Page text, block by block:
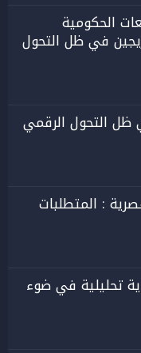
الحكومية
في ظل التحول
ظل التحول الرقمي
: المتطلبات
تحليلية في ضوء